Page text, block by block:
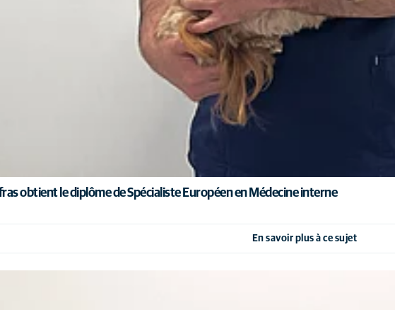
obtient le diplôme de Spécialiste Européen en Médecine interne
En savoir plus à ce sujet